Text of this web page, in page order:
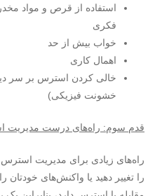
استفاده از قرص و مواد
فکری
خواب بیش از حد
اهمال کاری
خالی کردن استرس بر سر
خشونت فیزیکی)
قدم سوم: راه‌های درست مدیریت
راه‌های زیادی برای مدیریت
را تغییر دهید یا واکنش‌های